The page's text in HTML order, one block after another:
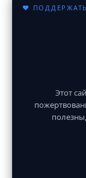
♥
Этот